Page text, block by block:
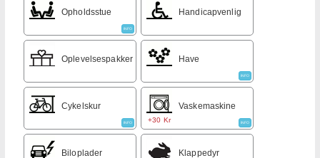
Opholdsstue
INFO
Handicapvenlig
Oplevelsespakker Have
INFO
Cykelskur
INFO +30 Kr
Vaskemaskine
INFO
Biloplader Klappedyr